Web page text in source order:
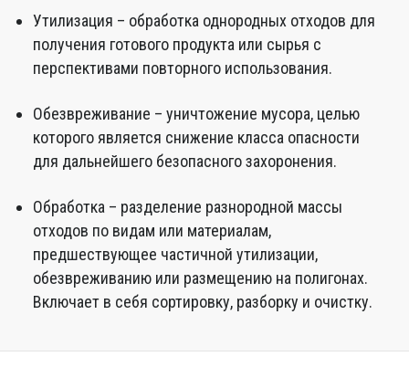
Утилизация – обработка однородных отходов для
получения готового продукта или сырья с
перспективами повторного использования.
Обезвреживание – уничтожение мусора, целью
которого является снижение класса опасности
для дальнейшего безопасного захоронения.
Обработка – разделение разнородной массы
отходов по видам или материалам,
предшествующее частичной утилизации,
обезвреживанию или размещению на полигонах.
Включает в себя сортировку, разборку и очистку.